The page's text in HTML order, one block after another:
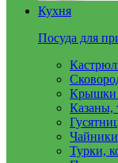
Кухня
Посуда для
Крышки
Казаны,
Турки,